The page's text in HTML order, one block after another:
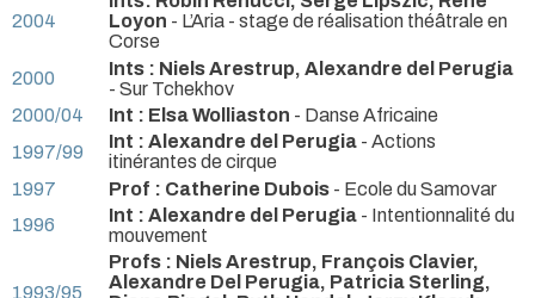
2004
Loyon - L’Aria - stage de réalisation théâtrale en
Corse
2000
Ints : Niels Arestrup, Alexandre del Perugia
- Sur Tchekhov
2000/04
Int : Elsa Wolliaston - Danse Africaine
1997/99
Int : Alexandre del Perugia - Actions
itinérantes de cirque
1997
Prof : Catherine Dubois - Ecole du Samovar
1996
Int : Alexandre del Perugia - Intentionnalité du
mouvement
1993/95
Profs : Niels Arestrup, François Clavier,
Alexandre Del Perugia, Patricia Sterling,